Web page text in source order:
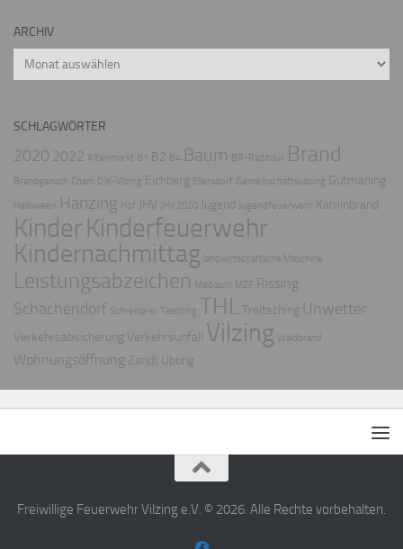
ARCHIV
Archiv
SCHLAGWÖRTER
2020 2022 Altenmarkt B1 B2 B4 Baum BR-Radltour Brand
Brandgeruch Cham DJK-Vilzing Eichberg Ellersdorf Gemeinschaftsübung Gutmaning
Halloween Hanzing Hof JHV JHV 2020 Jugend Jugendfeuerwehr Kaminbrand
Kinder Kinderfeuerwehr
Kindernachmittag landwirtschaftliche Maschine
Leistungsabzeichen Maibaum MZF Rissing
Schachendorf Schreinerei Tasching THLTraitsching Unwetter
Verkehrsabsicherung Verkehrsunfall Vilzing Waldbrand
Wohnungsöffnung Zandt Übung
Freiwillige Feuerwehr Vilzing e.V. © 2026. Alle Rechte vorbehalten.